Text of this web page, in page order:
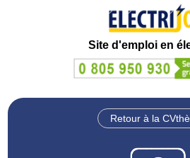
Site d'emploi en
Retour à la